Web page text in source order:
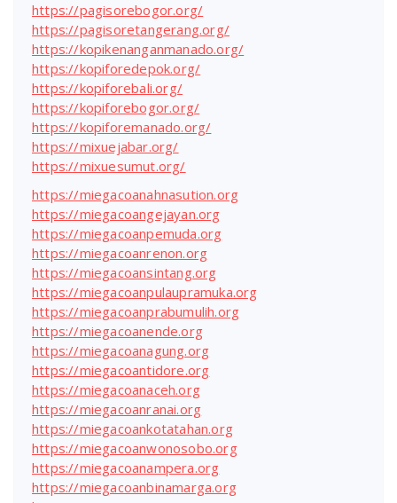
https://pagisorebogor.org/
https://pagisoretangerang.org/
https://kopikenanganmanado.org/
https://kopiforedepok.org/
https://kopiforebali.org/
https://kopiforebogor.org/
https://kopiforemanado.org/
https://mixuejabar.org/
https://mixuesumut.org/
https://miegacoanahnasution.org
https://miegacoangejayan.org
https://miegacoanpemuda.org
https://miegacoanrenon.org
https://miegacoansintang.org
https://miegacoanpulaupramuka.org
https://miegacoanprabumulih.org
https://miegacoanende.org
https://miegacoanagung.org
https://miegacoantidore.org
https://miegacoanaceh.org
https://miegacoanranai.org
https://miegacoankotatahan.org
https://miegacoanwonosobo.org
https://miegacoanampera.org
https://miegacoanbinamarga.org